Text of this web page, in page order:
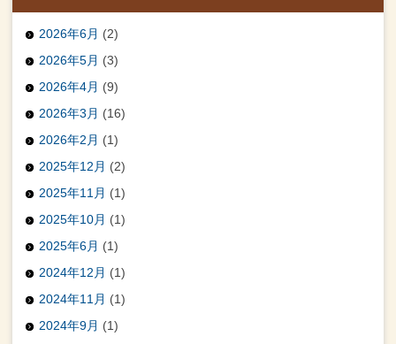
2026年6月 (2)
2026年5月 (3)
2026年4月 (9)
2026年3月 (16)
2026年2月 (1)
2025年12月 (2)
2025年11月 (1)
2025年10月 (1)
2025年6月 (1)
2024年12月 (1)
2024年11月 (1)
2024年9月 (1)